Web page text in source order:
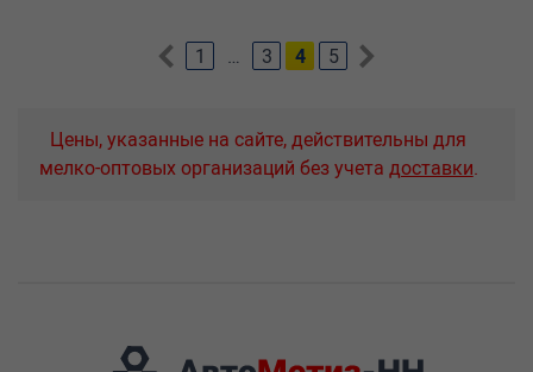
1 … 3 4 5
Цены, указанные на сайте, действительны для
мелко-оптовых организаций без учета доставки.